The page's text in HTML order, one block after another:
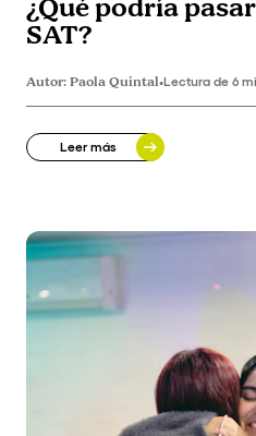
¿Qué podría
SAT?
Autor:Paola Quintal•Lectura de 6
Leer más